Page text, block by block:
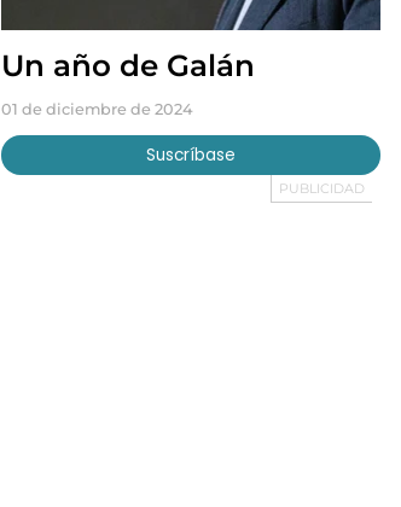
Un año de Galán
01 de diciembre de 2024
Suscríbase